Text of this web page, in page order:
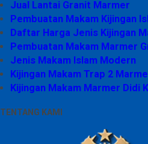
Jual Lantai Granit Marmer
Pembuatan Makam Kijingan
Daftar Harga Jenis Kijingan
Pembuatan Makam Marmer
Jenis Makam Islam Modern
Kijingan Makam Trap 2
Kijingan Makam Marmer Didi
TENTANG KAMI